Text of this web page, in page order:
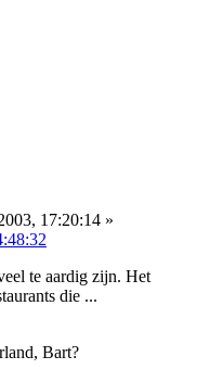
17:20:14 »
te aardig zijn. Het
die ...
Bart?